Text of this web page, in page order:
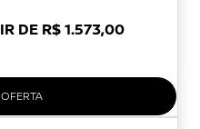
DE R$ 1.573,00